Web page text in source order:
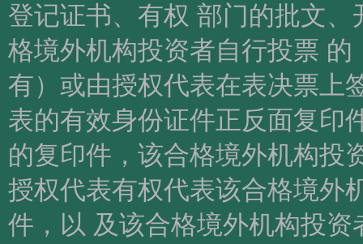
登记证书、有权 部门的批文
格境外机构投资者自行投票
有）或由授权代表在表决票上
表的有效身份证件正反面复印
的复印件，该合格境外机构投
授权代表有权代表该合格境外
件，以 及该合格境外机构投